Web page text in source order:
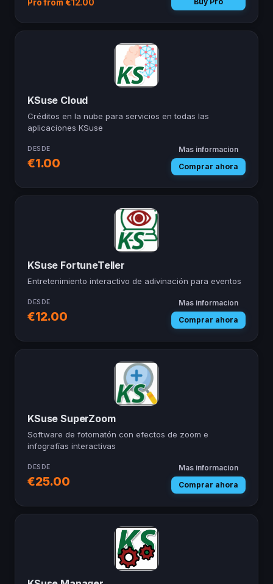
Pro from €12.00
KSuse Cloud
Créditos en la nube para servicios en todas las
aplicaciones KSuse
DESDE
€1.00
Mas informacion
— KSuse Cloud
Comprar ahora
KSuse FortuneTeller
Entretenimiento interactivo de adivinación para eventos
DESDE
€12.00
Mas informacion
— KSuse
Comprar ahora
KSuse SuperZoom
Software de fotomatón con efectos de zoom e
infografías interactivas
DESDE
€25.00
Mas informacion
— KSuse
Comprar ahora